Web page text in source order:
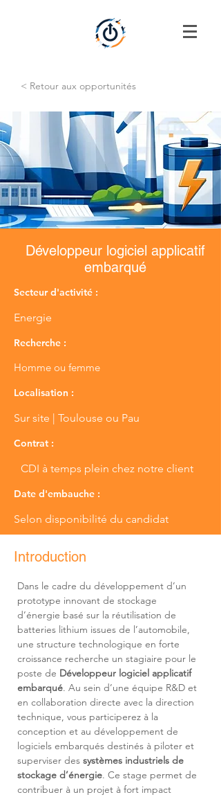
< Retour aux opportunités
Développeur logiciel applicatif
embarqué
Secteur d'activité :
Energie
Recherche :
Homme ou femme
Localisation :
Sur site | Toulouse ou Pau
Contrat :
CDI à temps plein chez notre client
Date d'embauche :
Selon disponibilité du candidat
Introduction
Dans le cadre du développement d’un
prototype innovant de stockage
d’énergie basé sur la réutilisation de
batteries lithium issues de l’automobile,
une structure technologique en forte
croissance recherche un stagiaire pour le
poste de Développeur logiciel applicatif
embarqué. Au sein d’une équipe R&D et
en collaboration directe avec la direction
technique, vous participerez à la
conception et au développement de
logiciels embarqués destinés à piloter et
superviser des systèmes industriels de
stockage d’énergie. Ce stage permet de
contribuer à un projet à fort impact